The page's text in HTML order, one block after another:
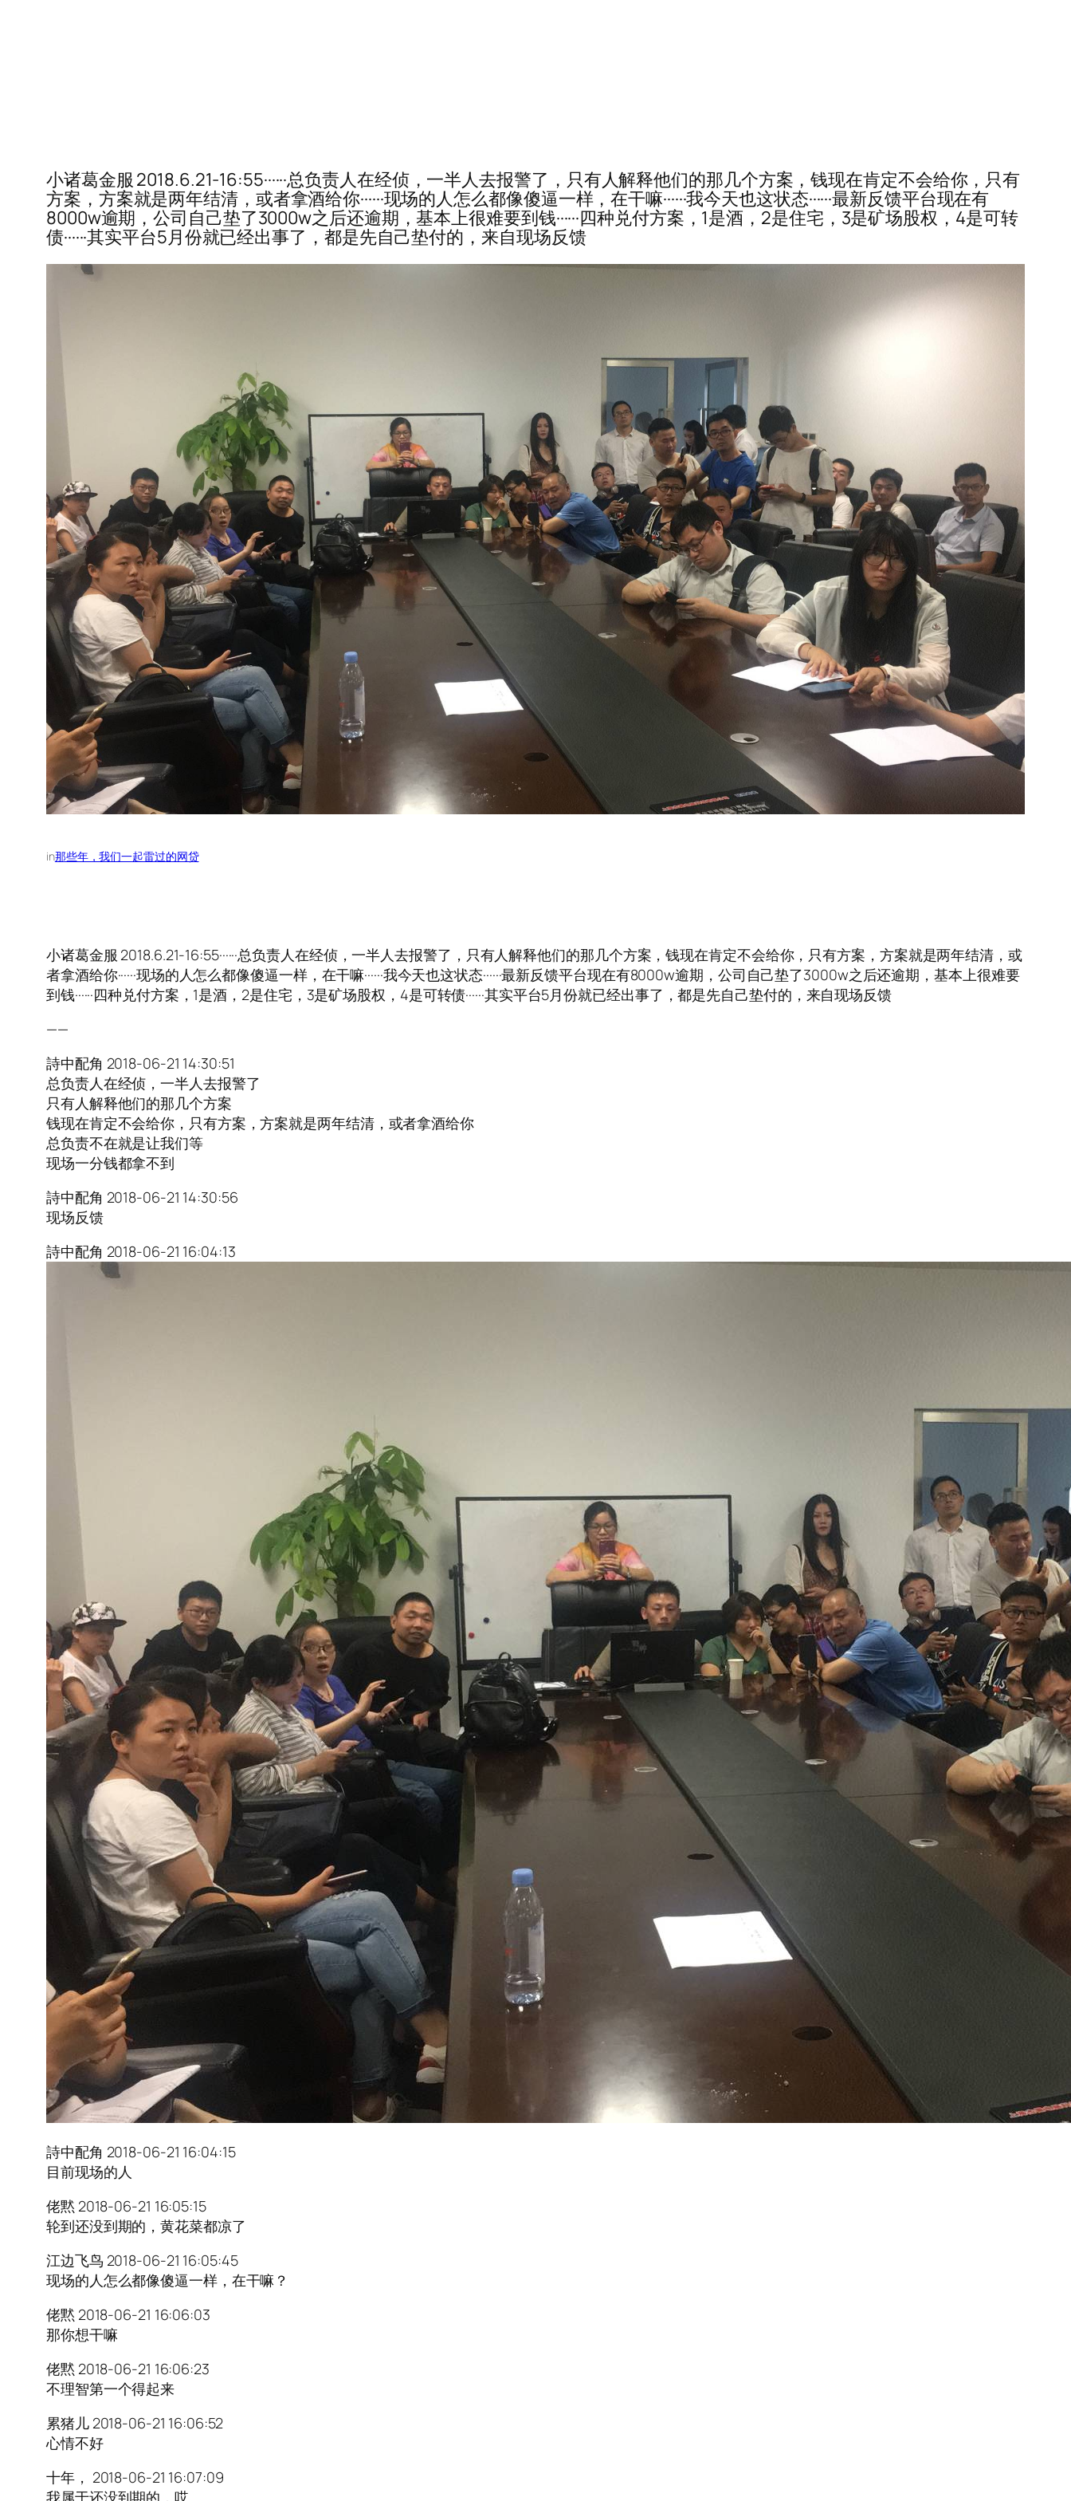
小诸葛金服 2018.6.21-16:55······总负责人在经侦，一半人去报警了，只有人解释他们的那几个方案，钱现在肯定不会给你，只有
方案，方案就是两年结清，或者拿酒给你······现场的人怎么都像傻逼一样，在干嘛······我今天也这状态······最新反馈平台现在有
8000w逾期，公司自己垫了3000w之后还逾期，基本上很难要到钱······四种兑付方案，1是酒，2是住宅，3是矿场股权，4是可转
债······其实平台5月份就已经出事了，都是先自己垫付的，来自现场反馈
in那些年，我们一起雷过的网贷
小诸葛金服 2018.6.21-16:55······总负责人在经侦，一半人去报警了，只有人解释他们的那几个方案，钱现在肯定不会给你，只有方案，方案就是两年结清，或
者拿酒给你······现场的人怎么都像傻逼一样，在干嘛······我今天也这状态······最新反馈平台现在有8000w逾期，公司自己垫了3000w之后还逾期，基本上很难要
到钱······四种兑付方案，1是酒，2是住宅，3是矿场股权，4是可转债······其实平台5月份就已经出事了，都是先自己垫付的，来自现场反馈
——
詩中配角 2018-06-21 14:30:51
总负责人在经侦，一半人去报警了
只有人解释他们的那几个方案
钱现在肯定不会给你，只有方案，方案就是两年结清，或者拿酒给你
总负责不在就是让我们等
现场一分钱都拿不到
詩中配角 2018-06-21 14:30:56
现场反馈
詩中配角 2018-06-21 16:04:13
詩中配角 2018-06-21 16:04:15
目前现场的人
佬黙 2018-06-21 16:05:15
轮到还没到期的，黄花菜都凉了
江边飞鸟 2018-06-21 16:05:45
现场的人怎么都像傻逼一样，在干嘛？
佬黙 2018-06-21 16:06:03
那你想干嘛
佬黙 2018-06-21 16:06:23
不理智第一个得起来
累猪儿 2018-06-21 16:06:52
心情不好
十年， 2018-06-21 16:07:09